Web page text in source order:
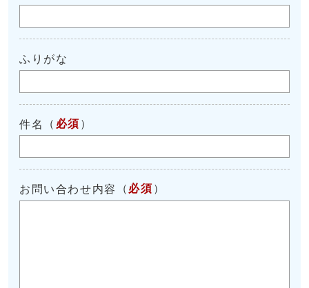
ふりがな
件名 （ 必須 ）
お問い合わせ内容 （ 必須 ）